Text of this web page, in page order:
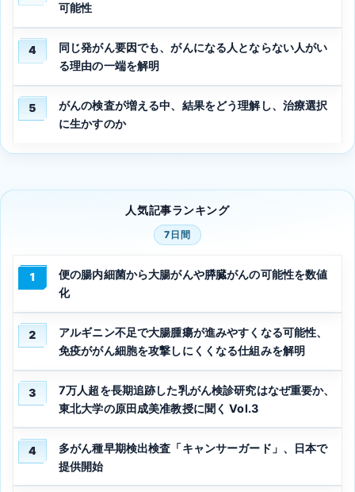
可能性
4
同じ発がん要因でも、がんになる人とならない人がい
る理由の一端を解明
5
がんの検査が増える中、結果をどう理解し、治療選択
に生かすのか
人気記事ランキング
7日間
1
便の腸内細菌から大腸がんや膵臓がんの可能性を数値
化
2
アルギニン不足で大腸腫瘍が進みやすくなる可能性、
免疫ががん細胞を攻撃しにくくなる仕組みを解明
3
7万人超を長期追跡した乳がん検診研究はなぜ重要か、
東北大学の原田成美准教授に聞く Vol.3
4
多がん種早期検出検査「キャンサーガード」、日本で
提供開始